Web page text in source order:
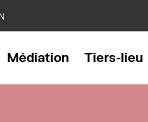
Médiation Tiers-lieu